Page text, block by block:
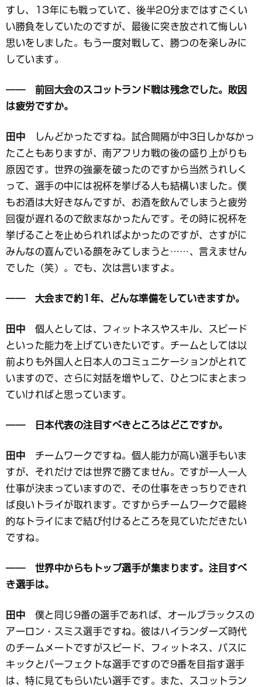
すし、13年にも戦っていて、後半20分まではすごくい
い勝負をしていたのですが、最後に突き放されて悔しい
思いをしました。もう一度対戦して、勝つのを楽しみに
しています。
―― 前回大会のスコットランド戦は残念でした。敗因
は疲労ですか。
田中 しんどかったですね。試合間隔が中3日しかなかっ
たこともありますが、南アフリカ戦の後の盛り上がりも
原因です。世界の強豪を破ったのですから当然うれしく
って、選手の中には祝杯を挙げる人も結構いました。僕
もお酒は大好きなんですが、お酒を飲んでしまうと疲労
回復が遅れるので飲まなかったんです。その時に祝杯を
挙げることを止められればよかったのですが、さすがに
みんなの喜んでいる顔をみてしまうと……、言えません
でした（笑）。でも、次は言いますよ。
―― 大会まで約1年、どんな準備をしていきますか。
田中 個人としては、フィットネスやスキル、スピード
といった能力を上げていきたいです。チームとしては以
前よりも外国人と日本人のコミュニケーションがとれて
いますので、さらに対話を増やして、ひとつにまとまっ
ていければと思っています。
―― 日本代表の注目すべきところはどこですか。
田中 チームワークですね。個人能力が高い選手もいま
すが、それだけでは世界で勝てません。ですが一人一人
仕事が決まっていますので、その仕事をきっちりできれ
ば良いトライが取れます。ですからチームワークで最終
的なトライにまで結び付けるところを見ていただきたい
ですね。
―― 世界中からもトップ選手が集まります。注目すべ
き選手は。
田中 僕と同じ9番の選手であれば、オールブラックスの
アーロン・スミス選手ですね。彼はハイランダーズ時代
のチームメートですがスピード、フィットネス、パスに
キックとパーフェクトな選手ですので9番を目指す選手
は、特に見てもらいたい選手です。また、スコットラン